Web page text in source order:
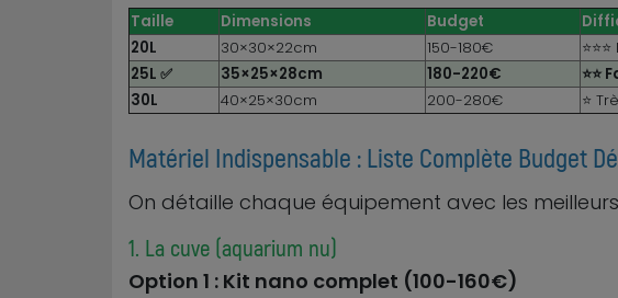
Taille Dimensions Budget
20L
30×30×22cm 150-180€
25L ✅
35×25×28cm 180-220€ ⭐⭐
30L
40×25×30cm 200-280€ ⭐
Matériel Indispensable : Liste Complète Budget
On détaille chaque équipement avec les
1. La cuve (aquarium nu)
Option 1 : Kit nano complet (100-160€)